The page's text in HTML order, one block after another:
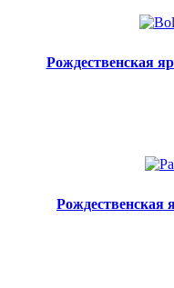
Рождественская
Рождественская